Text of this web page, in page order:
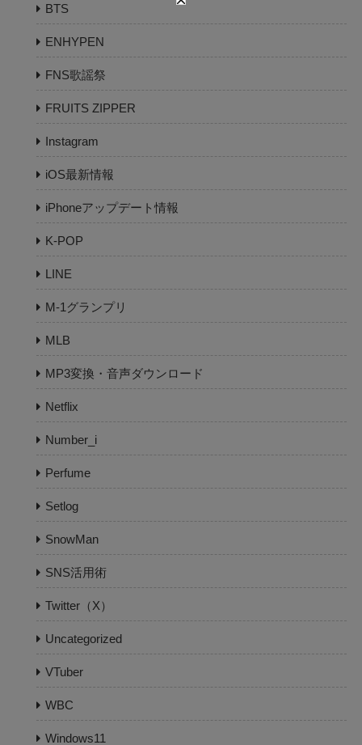
BTS
ENHYPEN
FNS歌謡祭
FRUITS ZIPPER
Instagram
iOS最新情報
iPhoneアップデート情報
K-POP
LINE
M-1グランプリ
MLB
MP3変換・音声ダウンロード
Netflix
Number_i
Perfume
Setlog
SnowMan
SNS活用術
Twitter（X）
Uncategorized
VTuber
WBC
Windows11